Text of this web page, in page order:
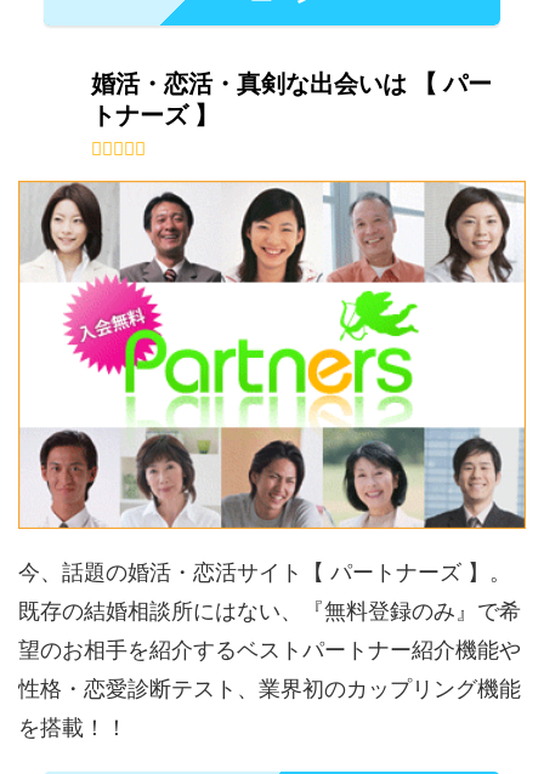
婚活・恋活・真剣な出会いは 【 パー
トナーズ 】
今、話題の婚活・恋活サイト【 パートナーズ 】。
既存の結婚相談所にはない、『無料登録のみ』で希
望のお相手を紹介するベストパートナー紹介機能や
性格・恋愛診断テスト、業界初のカップリング機能
を搭載！！